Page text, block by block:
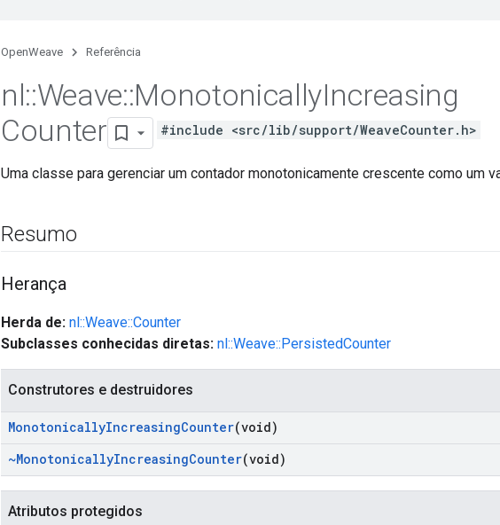
OpenWeave Referência
nl::Weave::MonotonicallyIncreasing
Counter
#include <src/lib/support/WeaveCounter.h>
Uma classe para gerenciar um contador monotonicamente crescente como um
Resumo
Herança
Herda de: nl::Weave::Counter
Subclasses conhecidas diretas: nl::Weave::PersistedCounter
Construtores e destruidores
MonotonicallyIncreasingCounter(void)
~MonotonicallyIncreasingCounter(void)
Atributos protegidos